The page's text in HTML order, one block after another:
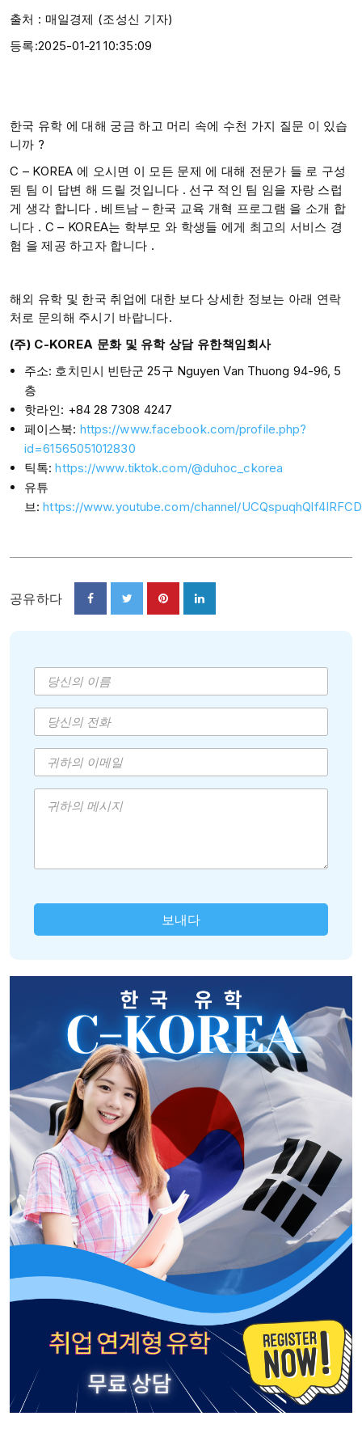
출처 : 매일경제 (조성신 기자)
등록:2025-01-21 10:35:09
한국 유학 에 대해 궁금 하고 머리 속에 수천 가지 질문 이 있습
니까 ?​
C – KOREA 에 오시면 이 모든 문제 에 대해 전문가 들 로 구성
된 팀 이 답변 해 드릴 것입니다 . 선구 적인 팀 임을 자랑 스럽
게 생각 합니다 . ​베트남 – 한국 교육 개혁 프로그램 을 소개 합
니다 . C – KOREA는 학부모 와 학생들 에게 최고의 서비스 경
험 을 제공 하고자 합니다 .
해외 유학 및 한국 취업에 대한 보다 상세한 정보는 아래 연락
처로 문의해 주시기 바랍니다.
(주) C-KOREA 문화 및 유학 상담 유한책임회사
주소: 호치민시 빈탄군 25구 Nguyen Van Thuong 94-96, 5
층
핫라인: +84 28 7308 4247
페이스북: https://www.facebook.com/profile.php?
id=61565051012830
틱톡:https://www.tiktok.com/@duhoc_ckorea
유튜
브:https://www.youtube.com/channel/
공유하다